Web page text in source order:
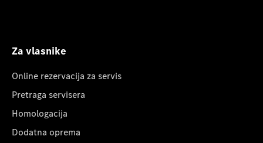
Za vlasnike
Online rezervacija za servis
Pretraga servisera
Homologacija
Dodatna oprema